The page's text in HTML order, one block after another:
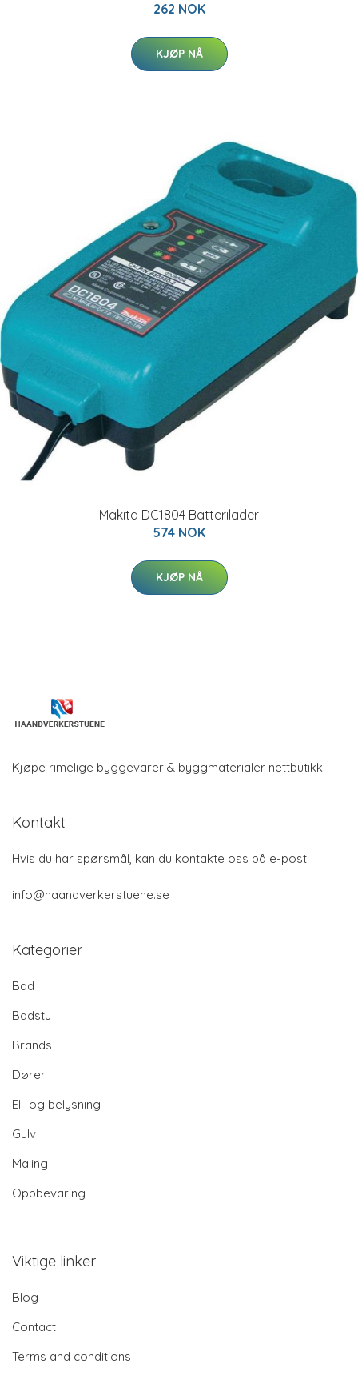
262 NOK
KJØP NÅ
Makita DC1804 Batterilader
574 NOK
KJØP NÅ
Kjøpe rimelige byggevarer & byggmaterialer nettbutikk
Kontakt
Hvis du har spørsmål, kan du kontakte oss på e-post:
info@haandverkerstuene.se
Kategorier
Bad
Badstu
Brands
Dører
El- og belysning
Gulv
Maling
Oppbevaring
Viktige linker
Blog
Contact
Terms and conditions